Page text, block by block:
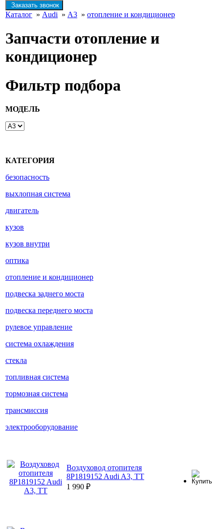
Заказать звонок
Каталог » Audi » A3 » отопление и кондиционер
Запчасти отопление и
кондиционер
Фильтр подбора
МОДЕЛЬ
КАТЕГОРИЯ
безопасность
выхлопная система
двигатель
кузов
кузов внутри
оптика
отопление и кондиционер
подвеска заднего моста
подвеска переднего моста
рулевое управление
система охлаждения
стекла
топливная система
тормозная система
трансмиссия
электрооборудование
Воздуховод отопителя
8P1819152 Audi A3, TT
1 990 ₽